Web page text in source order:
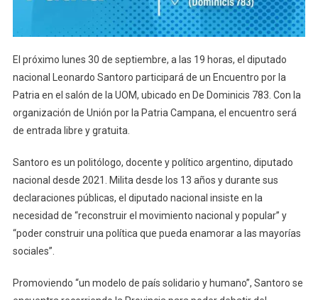
El próximo lunes 30 de septiembre, a las 19 horas, el diputado
nacional Leonardo Santoro participará de un Encuentro por la
Patria en el salón de la UOM, ubicado en De Dominicis 783. Con la
organización de Unión por la Patria Campana, el encuentro será
de entrada libre y gratuita.
Santoro es un politólogo, docente y político argentino, diputado
nacional desde 2021. Milita desde los 13 años y durante sus
declaraciones públicas, el diputado nacional insiste en la
necesidad de “reconstruir el movimiento nacional y popular” y
“poder construir una política que pueda enamorar a las mayorías
sociales”.
Promoviendo “un modelo de país solidario y humano”, Santoro se